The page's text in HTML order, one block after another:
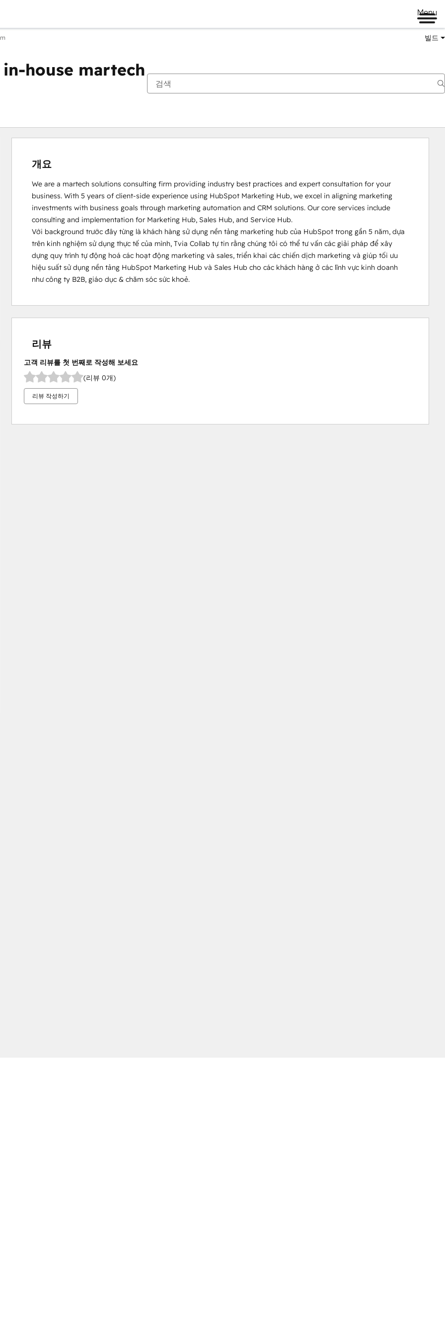
Menu
빌드
house martech
개요
We are a martech solutions consulting firm providing industry best practices and expert consultation for your
business. With 5 years of client-side experience using HubSpot Marketing Hub, we excel in aligning marketing
investments with business goals through marketing automation and CRM solutions. Our core services include
consulting and implementation for Marketing Hub, Sales Hub, and Service Hub.
Với background trước đây từng là khách hàng sử dụng nền tảng marketing hub của HubSpot trong gần 5 năm, dựa
trên kinh nghiệm sử dụng thực tế của mình, Tvia Collab tự tin rằng chúng tôi có thể tư vấn các giải pháp để xây
dựng quy trình tự động hoá các hoạt động marketing và sales, triển khai các chiến dịch marketing và giúp tối ưu
hiệu suất sử dụng nền tảng HubSpot Marketing Hub và Sales Hub cho các khách hàng ở các lĩnh vực kinh doanh
như công ty B2B, giáo dục & chăm sóc sức khoẻ.
리뷰
고객 리뷰를 첫 번째로 작성해 보세요
(리뷰 0개)
리뷰 작성하기